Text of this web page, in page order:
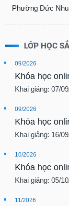
Phường Đức
LỚP HỌC
09/2026
Khóa học
Khai giảng: 07/
09/2026
Khóa học
Khai giảng: 16/
10/2026
Khóa học
Khai giảng: 05/
11/2026